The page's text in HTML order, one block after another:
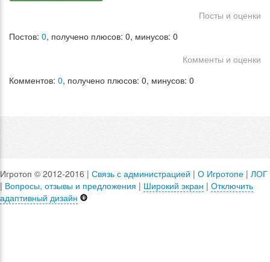
Посты и оценки
Постов: 0, получено плюсов: 0, минусов: 0
Комменты и оценки
Комментов: 0, получено плюсов: 0, минусов: 0
Игротоп © 2012-2016 | Связь с администрацией | О Игротопе | ЛОГ
| Вопросы, отзывы и предложения | Широкий экран | Отключить
адаптивный дизайн